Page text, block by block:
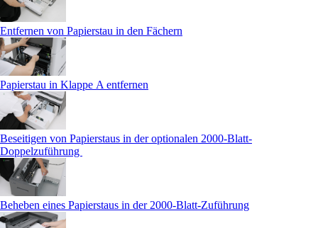
Entfernen von Papierstau in den Fächern
Papierstau in Klappe A entfernen
Beseitigen von Papierstaus in der optionalen 2000-Blatt-
Doppelzuführung
Beheben eines Papierstaus in der 2000-Blatt-Zuführung